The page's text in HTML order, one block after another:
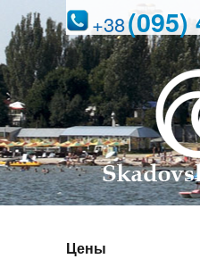
+38(095)
Цены